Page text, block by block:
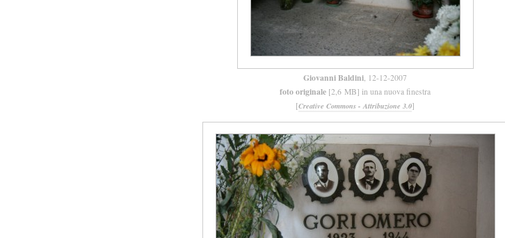
Giovanni Baldini , 12-12-2007
foto originale [2,6 MB] in una nuova finestra
[Creative Commons - Attribuzione 3.0]